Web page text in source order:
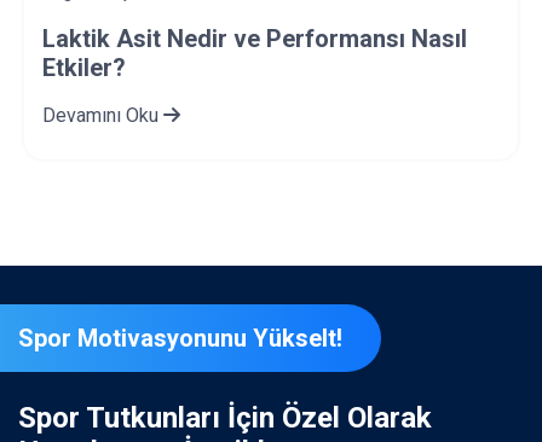
Bağımlılıkla Mücadelede Takım
Sporlarının 8 Etkisi
Devamını Oku
Spor Motivasyonunu Yükselt!
Spor Tutkunları İçin Özel Olarak